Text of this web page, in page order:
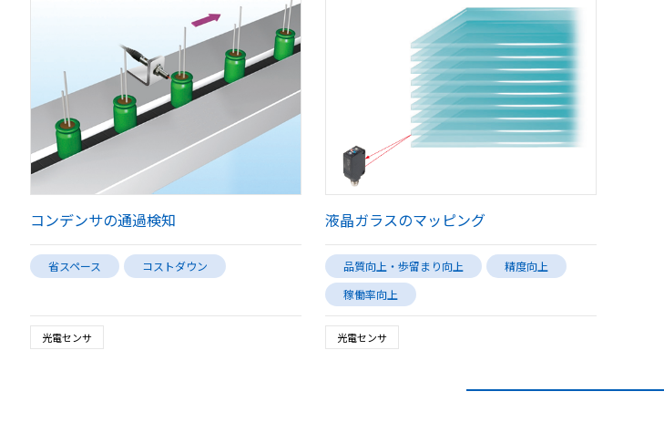
コンデンサの通過検知
省スペース コストダウン
光電センサ
液晶ガラスのマッピング
品質向上・歩留まり向上
精度向上
稼働率向上
光電センサ